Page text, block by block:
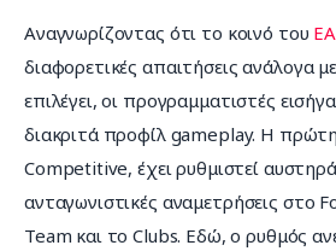
Αναγνωρίζοντας ότι το κοινό του
διαφορετικές απαιτήσεις ανάλογα
επιλέγει, οι προγραμματιστές
διακριτά προφίλ gameplay. Η
Competitive, έχει ρυθμιστεί αυστηρά
ανταγωνιστικές αναμετρήσεις στο
Team και το Clubs. Εδώ, ο ρυθμός